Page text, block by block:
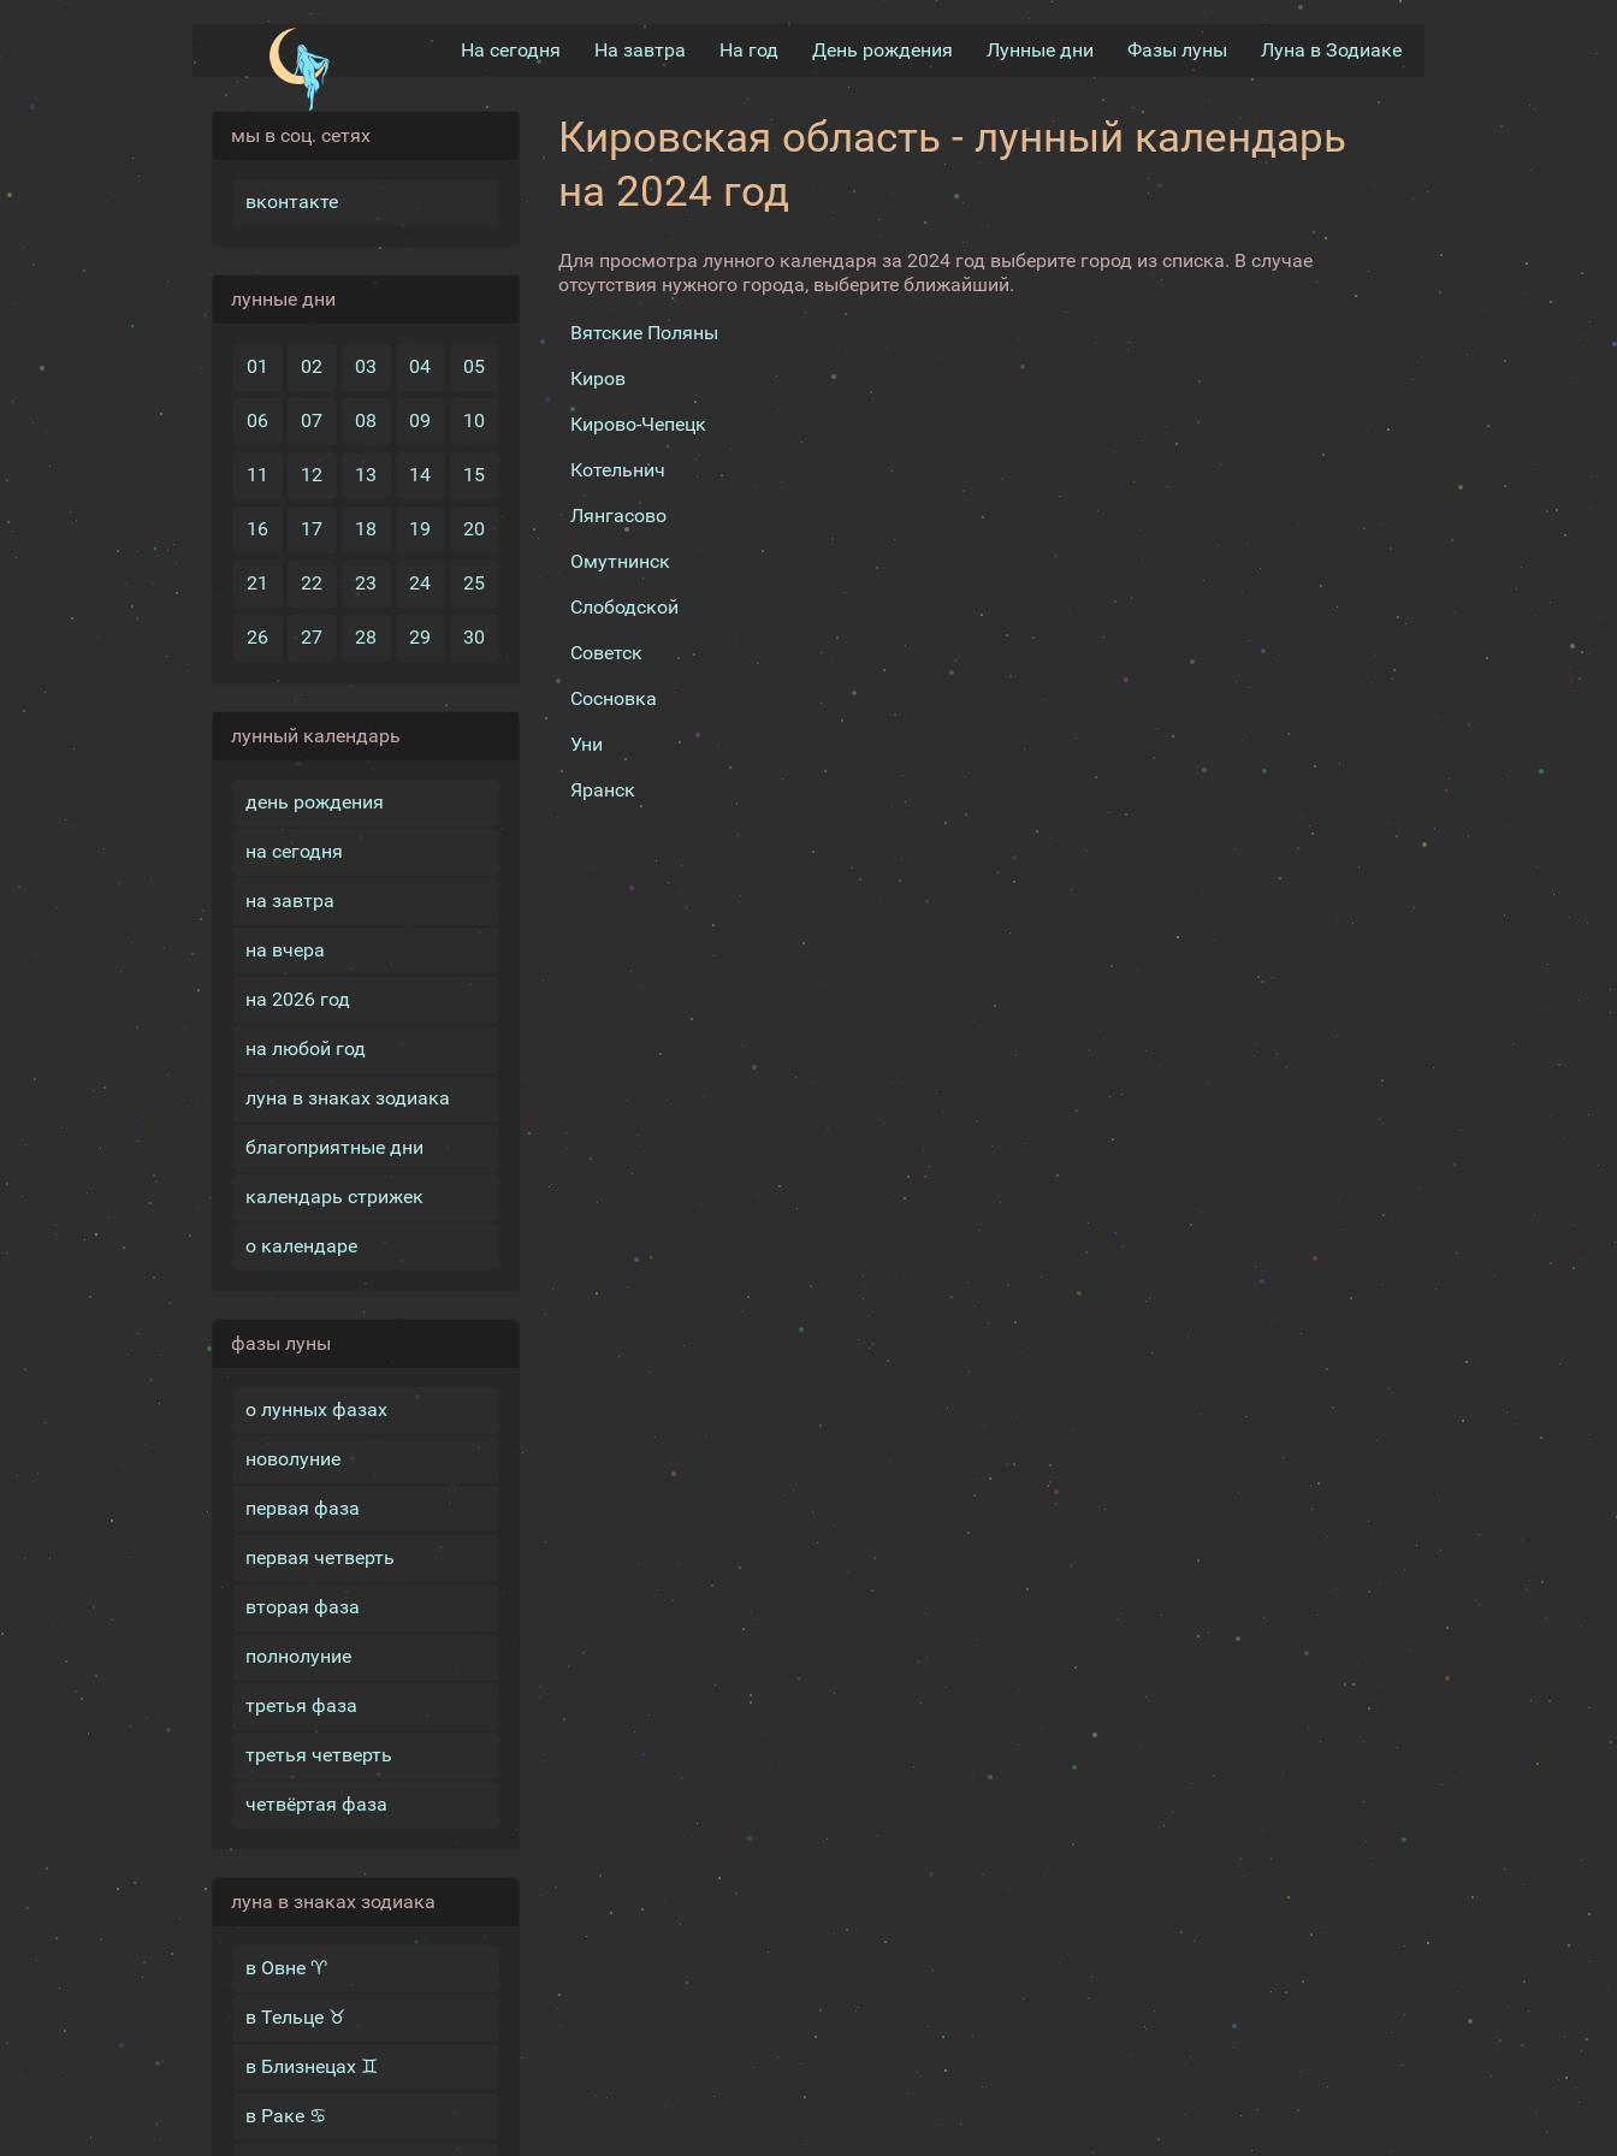
На сегодня На завтра На год День рождения Лунные дни Фазы луны Луна в Зодиаке
мы в соц. сетях
вконтакте
лунные дни
01 02 03 04 05
06 07 08 09 10
11 12 13 14 15
16 17 18 19 20
21 22 23 24 25
26 27 28 29 30
лунный календарь
день рождения
на сегодня
на завтра
на вчера
на 2026 год
на любой год
луна в знаках зодиака
благоприятные дни
календарь стрижек
о календаре
фазы луны
о лунных фазах
новолуние
первая фаза
первая четверть
вторая фаза
полнолуние
третья фаза
третья четверть
четвёртая фаза
луна в знаках зодиака
в Овне ♈
в Тельце ♉
в Близнецах ♊
в Раке ♋
Кировская область - лунный календарь
на 2024 год
Для просмотра лунного календаря за 2024 год выберите город из списка. В случае
отсутствия нужного города, выберите ближайший.
Вятские Поляны
Киров
Кирово-Чепецк
Котельнич
Лянгасово
Омутнинск
Слободской
Советск
Сосновка
Уни
Яранск